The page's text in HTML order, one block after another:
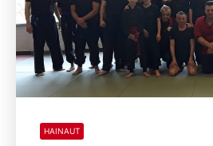
HAINAUT